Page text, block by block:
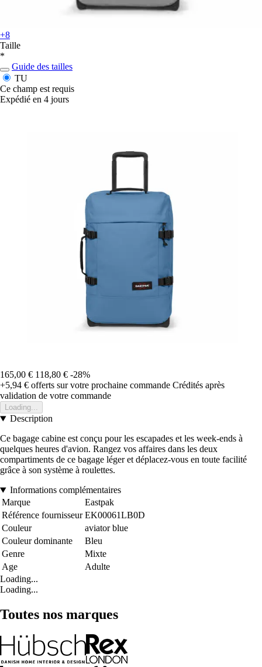
+8
Taille
*
Guide des tailles
TU
Ce champ est requis
Expédié en 4 jours
165,00 € 118,80 € -28%
+5,94 € offerts sur votre prochaine commande Crédités après
validation de votre commande
Loading...
Description
Ce bagage cabine est conçu pour les escapades et les week-ends à
quelques heures d'avion. Rangez vos affaires dans les deux
compartiments de ce bagage léger et déplacez-vous en toute facilité
grâce à son système à roulettes.
Informations complémentaires
Marque
Eastpak
Référence fournisseur EK00061LB0D
Couleur
aviator blue
Couleur dominante
Bleu
Genre
Mixte
Age
Adulte
Loading...
Loading...
Toutes nos marques